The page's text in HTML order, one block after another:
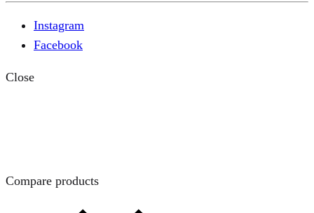
Instagram
Facebook
Close
Compare products